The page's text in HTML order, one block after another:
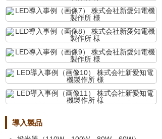
導入製品